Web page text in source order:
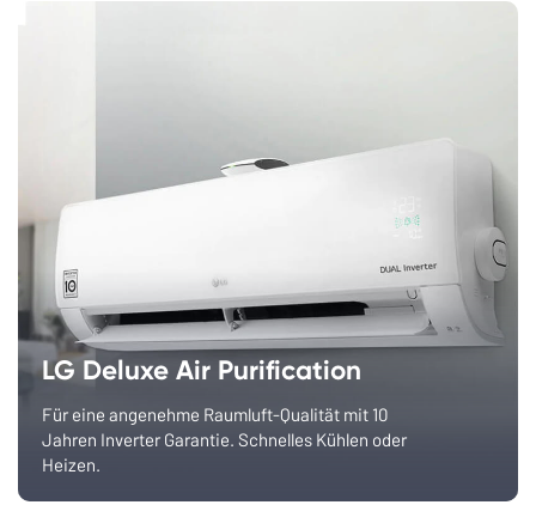
LG Deluxe Air Purification
Für eine angenehme Raumluft-Qualität mit 10
Jahren Inverter Garantie. Schnelles Kühlen oder
Heizen.